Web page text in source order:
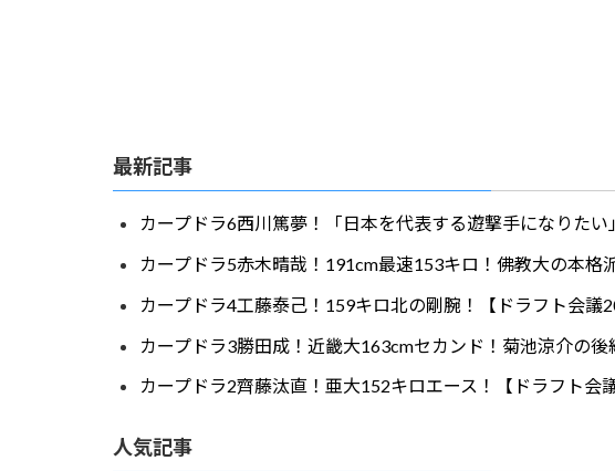
最新記事
カープドラ6西川篤夢！「日本を代表する遊撃手になりたい
カープドラ5赤木晴哉！191cm最速153キロ！佛教大の本格
カープドラ4工藤泰己！159キロ北の剛腕！【ドラフト会議
カープドラ3勝田成！近畿大163cmセカンド！菊池涼介の後
カープドラ2齊藤汰直！亜大152キロエース！【ドラフト会
人気記事